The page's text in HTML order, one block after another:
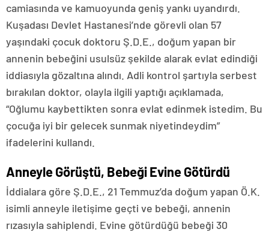
camiasında ve kamuoyunda geniş yankı uyandırdı.
Kuşadası Devlet Hastanesi’nde görevli olan 57
yaşındaki çocuk doktoru Ş.D.E., doğum yapan bir
annenin bebeğini usulsüz şekilde alarak evlat edindiği
iddiasıyla gözaltına alındı. Adli kontrol şartıyla serbest
bırakılan doktor, olayla ilgili yaptığı açıklamada,
“Oğlumu kaybettikten sonra evlat edinmek istedim. Bu
çocuğa iyi bir gelecek sunmak niyetindeydim”
ifadelerini kullandı.
Anneyle Görüştü, Bebeği Evine Götürdü
İddialara göre Ş.D.E., 21 Temmuz’da doğum yapan Ö.K.
isimli anneyle iletişime geçti ve bebeği, annenin
rızasıyla sahiplendi. Evine götürdüğü bebeği 30